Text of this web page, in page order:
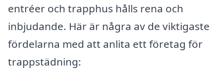
entréer och trapphus hålls rena och
inbjudande. Här är några av de viktigaste
fördelarna med att anlita ett företag för
trappstädning: